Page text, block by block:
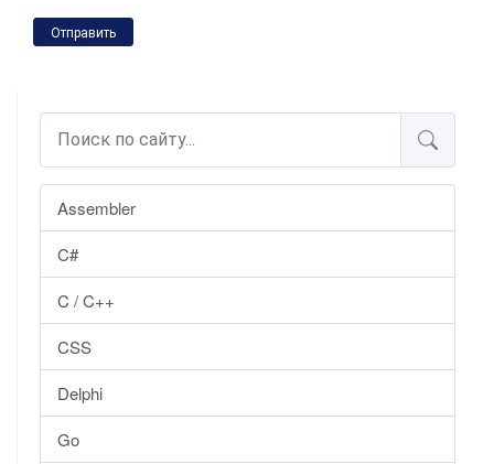
Assembler
C#
C / C++
CSS
Delphi
Go
Отправить